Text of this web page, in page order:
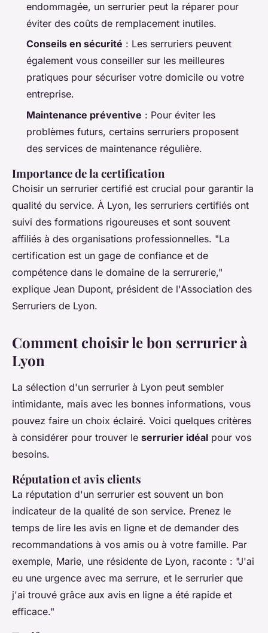
endommagée, un serrurier peut la réparer pour
éviter des coûts de remplacement inutiles.
Conseils en sécurité : Les serruriers peuvent
également vous conseiller sur les meilleures
pratiques pour sécuriser votre domicile ou votre
entreprise.
Maintenance préventive : Pour éviter les
problèmes futurs, certains serruriers proposent
des services de maintenance régulière.
Importance de la certification
Choisir un serrurier certifié est crucial pour garantir la
qualité du service. À Lyon, les serruriers certifiés ont
suivi des formations rigoureuses et sont souvent
affiliés à des organisations professionnelles. "La
certification est un gage de confiance et de
compétence dans le domaine de la serrurerie,"
explique Jean Dupont, président de l'Association des
Serruriers de Lyon.
Comment choisir le bon serrurier à
Lyon
La sélection d'un serrurier à Lyon peut sembler
intimidante, mais avec les bonnes informations, vous
pouvez faire un choix éclairé. Voici quelques critères
à considérer pour trouver le serrurier idéal pour vos
besoins.
Réputation et avis clients
La réputation d'un serrurier est souvent un bon
indicateur de la qualité de son service. Prenez le
temps de lire les avis en ligne et de demander des
recommandations à vos amis ou à votre famille. Par
exemple, Marie, une résidente de Lyon, raconte : "J'ai
eu une urgence avec ma serrure, et le serrurier que
j'ai trouvé grâce aux avis en ligne a été rapide et
efficace."